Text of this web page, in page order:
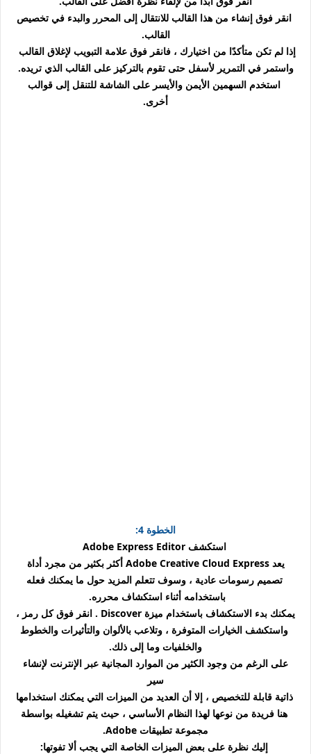
انقر فوق إنشاء من هذا القالب للانتقال إلى المحرر والبدء في تخصيص
القالب.
إذا لم تكن متأكدًا من اختيارك ، فانقر فوق علامة التبويب لإغلاق القالب
واستمر في التمرير لأسفل حتى تقوم بالتركيز على القالب الذي تريده.
استخدم السهمين الأيمن والأيسر على الشاشة للتنقل إلى قوالب
أخرى.
الخطوة 4:
استكشف Adobe Express Editor
يعد Adobe Creative Cloud Express أكثر بكثير من مجرد أداة
تصميم رسومات عادية ، وسوف تتعلم المزيد حول ما يمكنك فعله
باستخدامه أثناء استكشاف محرره.
يمكنك بدء الاستكشاف باستخدام ميزة Discover . انقر فوق كل رمز ،
واستكشف الخيارات المتوفرة ، وتلاعب بالألوان والتأثيرات والخطوط
والخلفيات وما إلى ذلك.
على الرغم من وجود الكثير من الموارد المجانية عبر الإنترنت لإنشاء
سير
ذاتية قابلة للتخصيص ، إلا أن العديد من الميزات التي يمكنك استخدامها
هنا فريدة من نوعها لهذا النظام الأساسي ، حيث يتم تشغيله بواسطة
مجموعة تطبيقات Adobe.
إليك نظرة على بعض الميزات الخاصة التي يجب ألا تفوتها: